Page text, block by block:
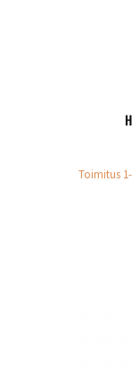
Toimitus